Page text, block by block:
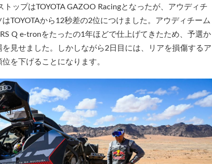
ップはTOYOTA GAZOO Racingとなったが、アウディチ
TOYOTAから12秒差の2位につけました。アウディチーム
Q e-tronをたったの1年ほどで仕上げてきたため、予選か
見せました。しかしながら2日目には、リアを損傷するア
を下げることになります。